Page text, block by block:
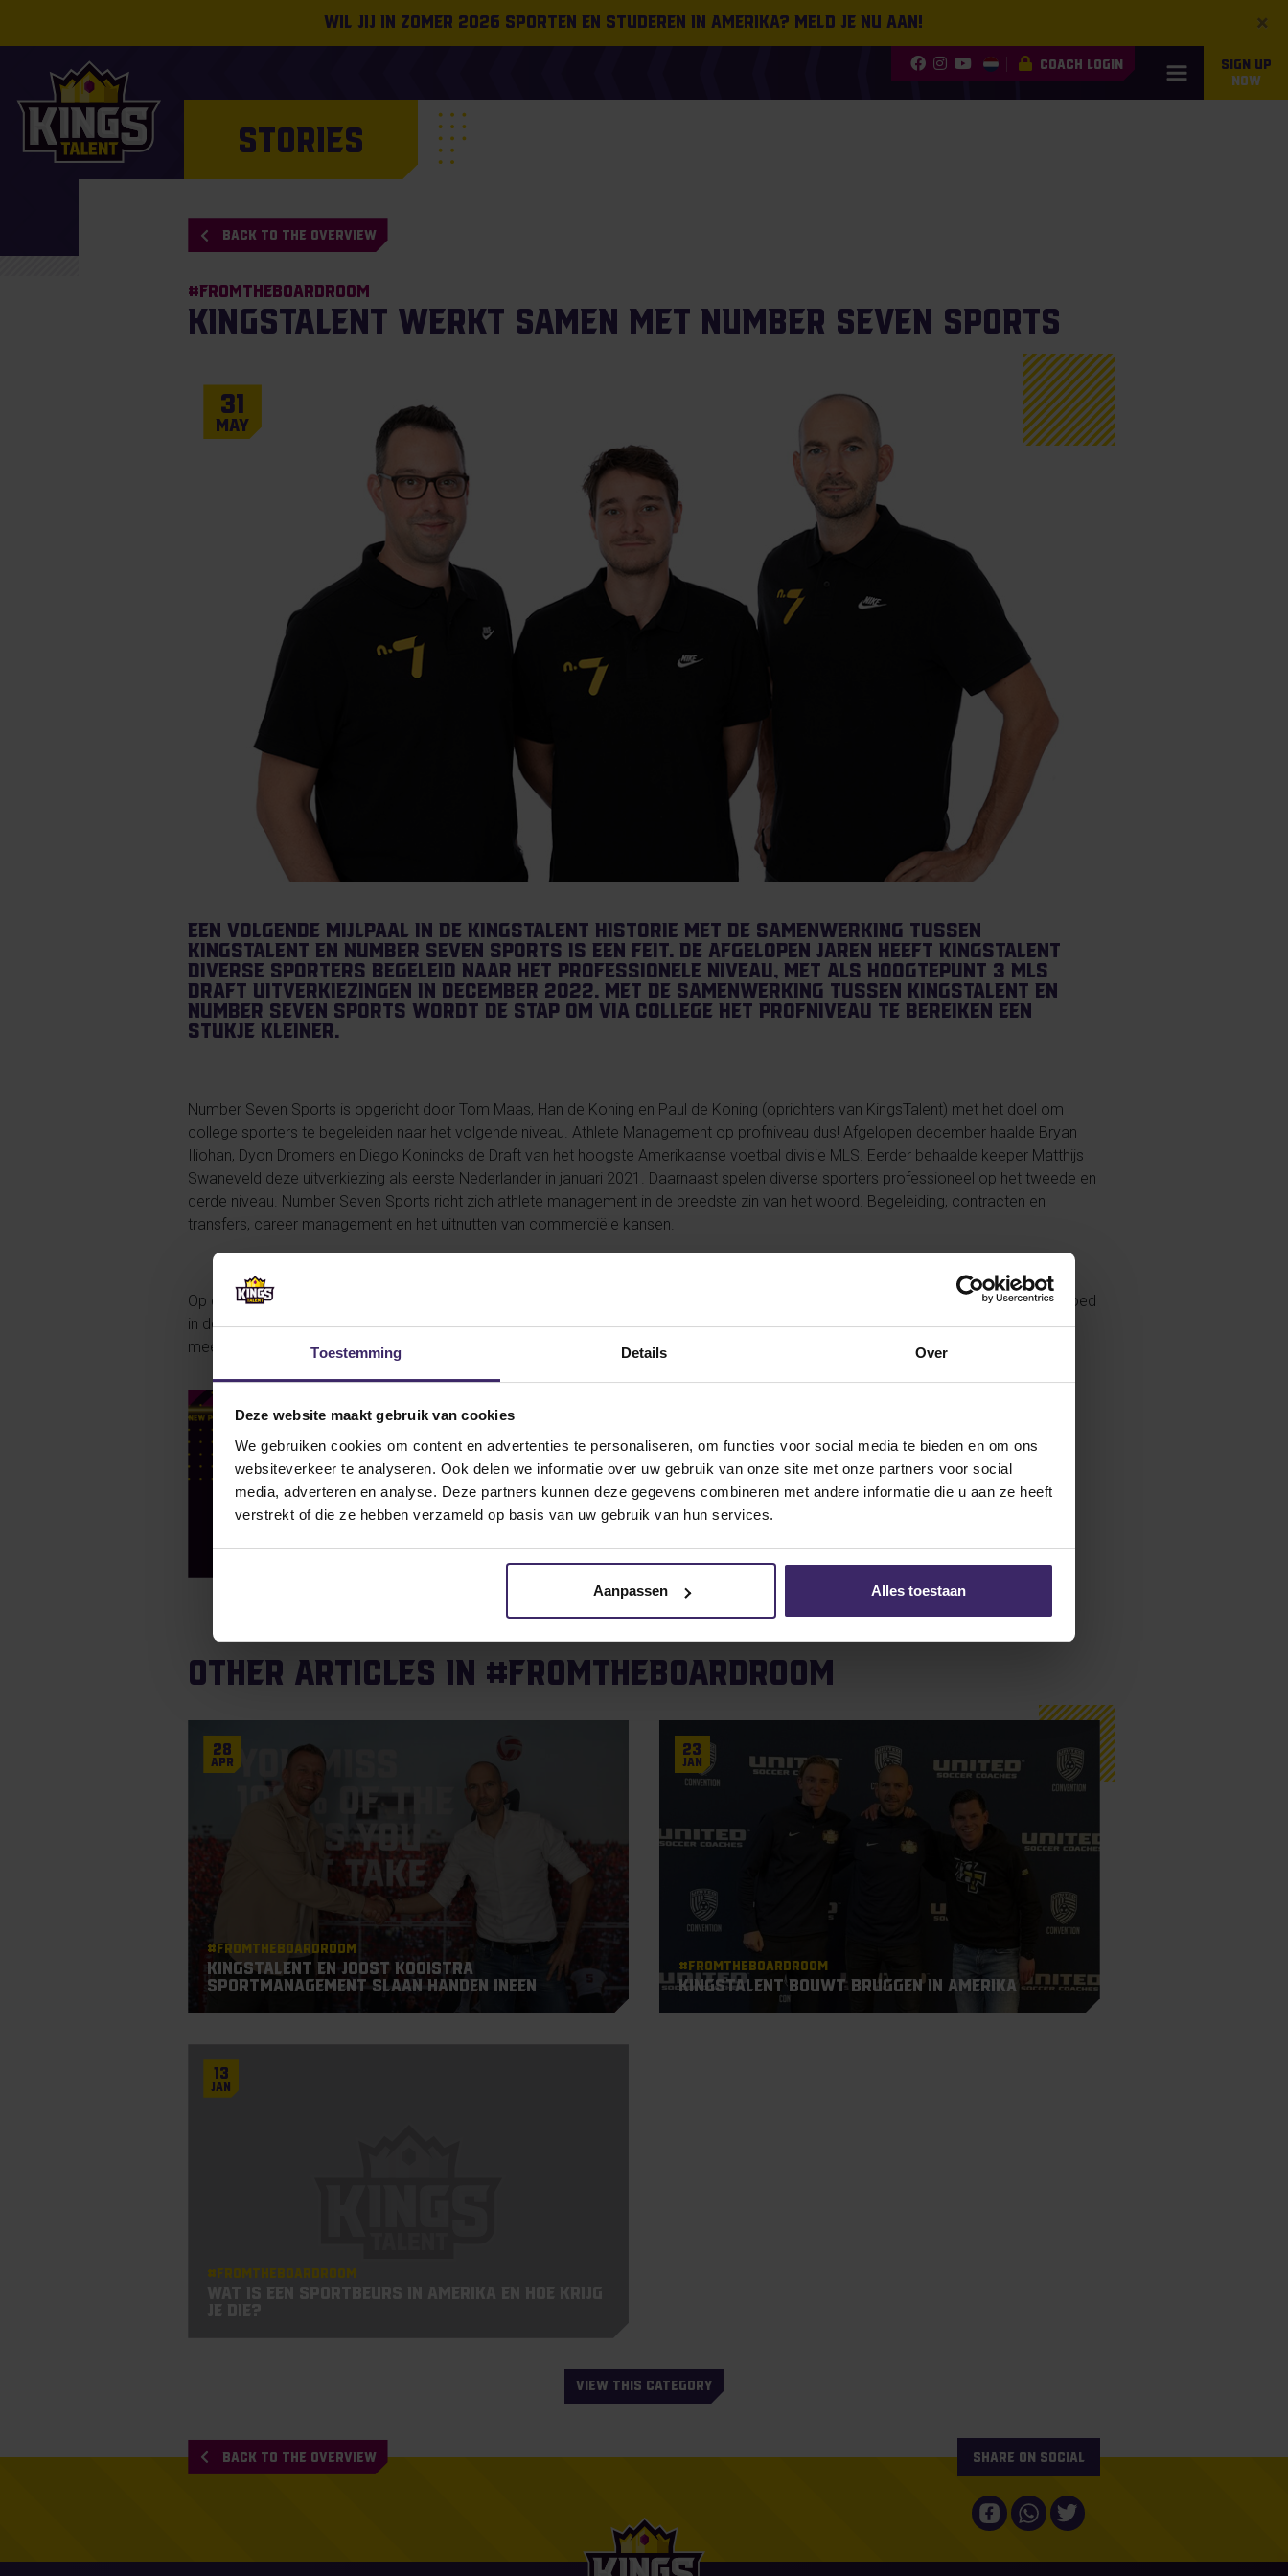
Toestemming Details Over
Deze website maakt gebruik van cookies
We gebruiken cookies om content en advertenties te personaliseren, om functies voor social media te bieden en om ons
websiteverkeer te analyseren. Ook delen we informatie over uw gebruik van onze site met onze partners voor social
media, adverteren en analyse. Deze partners kunnen deze gegevens combineren met andere informatie die u aan ze heeft
verstrekt of die ze hebben verzameld op basis van uw gebruik van hun services.
Aanpassen Alles toestaan
×
Wil jij in zomer 2026 sporten en studeren in Amerika? Meld je nu aan!
COACH LOGIN
SIGN UP
NOW
STORIES
BACK TO THE OVERVIEW
#Fromtheboardroom
KingsTalent werkt samen met Number Seven Sports
31
May
Een volgende mijlpaal in de KingsTalent historie met de samenwerking tussen
KingsTalent en Number Seven Sports is een feit. De afgelopen jaren heeft KingsTalent
diverse sporters begeleid naar het professionele niveau, met als hoogtepunt 3 MLS
draft uitverkiezingen in december 2022. Met de samenwerking tussen KingsTalent en
Number Seven Sports wordt de stap om via college het profniveau te bereiken een
stukje kleiner.
Number Seven Sports is opgericht door Tom Maas, Han de Koning en Paul de Koning (oprichters van KingsTalent) met het doel om
college sporters te begeleiden naar het volgende niveau. Athlete Management op profniveau dus! Afgelopen december haalde Bryan
Iliohan, Dyon Dromers en Diego Konincks de Draft van het hoogste Amerikaanse voetbal divisie MLS. Eerder behaalde keeper Matthijs
Swaneveld deze uitverkiezing als eerste Nederlander in januari 2021. Daarnaast spelen diverse sporters professioneel op het tweede en
derde niveau. Number Seven Sports richt zich athlete management in de breedste zin van het woord. Begeleiding, contracten en
transfers, career management en het uitnutten van commerciële kansen.
Op dit moment zijn diverse transfers voor deze zomer in afrondende fase. Houdt de website en socials van Number Seven Sports goed
in de gaten. Wij zijn super enthousiast en zijn ervan overtuigd dat deze samenwerking vele dromen een stukje dichterbij brengt. Wil je
meer weten over jouw mogelijkheden na college in de professionele sportwereld? Neem contact op met Paul de Koning.
Other articles in #Fromtheboardroom
28
Apr
#Fromtheboardroom
KingsTalent en Joost Kooistra
Sportmanagement slaan handen ineen
23
Jan
#Fromtheboardroom
KingsTalent bouwt bruggen in Amerika
13
Jan
#Fromtheboardroom
VIEW THIS CATEGORY
BACK TO THE OVERVIEW Share on social